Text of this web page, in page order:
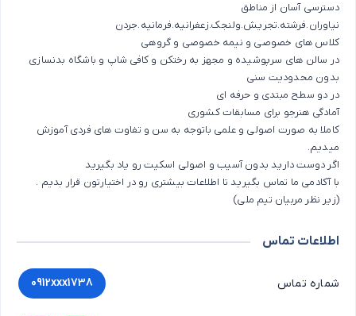
دسترسی آسان از مناطق
نیاوران.فرشته.تجریش.ولنجک.زعفرانیه.فرمانیه.جردن
کلاس های خصوصی و نیمه خصوصی و گروهی
در سالن های سرپوشیده و مجهز به رختکن و کافی شاپ و باشگاه بدنسازی
بدون محدودیت سنی
در دو سطح مبتدی و حرفه ای
آمادگی هنرجو برای مسابقات کشوری
کاملا به صورت اصولی و علمی باتوجه به سن و تفاوت های فردی آموزش
میدیم.
اگر دوست دارید بدون آسیب و اصولی اسکیت رو یاد بگیرید
با آکادمی ما تماس بگیرید تا اطلاعات بیشتری رو در اختیارتون قرار بدیم .
(زیر نظر مربیان تیم ملی)
اطلاعات تماس
شماره تماس 0912xxx1738